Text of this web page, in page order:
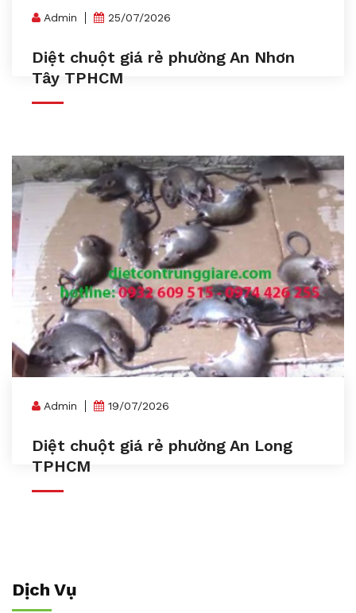
Admin 25/07/2026
Diệt chuột giá rẻ phường An Nhơn
Tây TPHCM
Admin 19/07/2026
Diệt chuột giá rẻ phường An Long
TPHCM
Dịch Vụ